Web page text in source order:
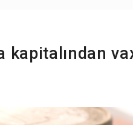
kapitalından